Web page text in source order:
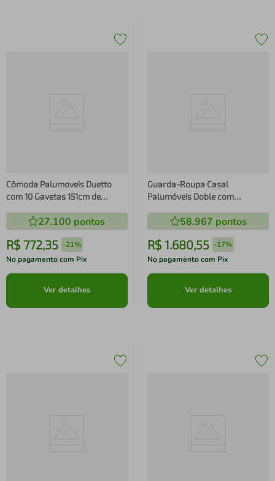
Cômoda Palumoveis Duetto
com 10 Gavetas 151cm de
27.100 pontos
R$ 772,35 -21%
No pagamento com Pix
Ver detalhes
Guarda-Roupa Casal
Palumóveis Doble com
Gavetas - 240cm de Largura
58.967 pontos
R$ 1.680,55 -17%
No pagamento com Pix
Ver detalhes